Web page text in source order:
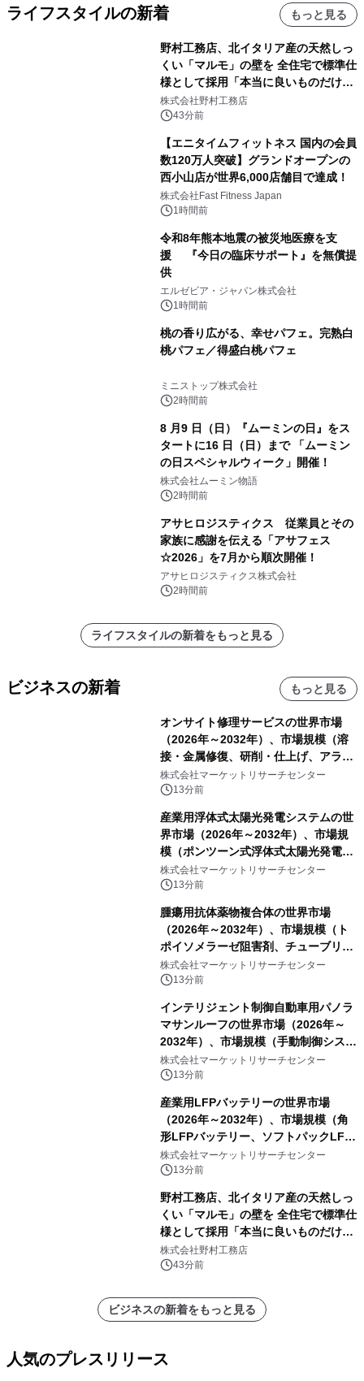
ライフスタイルの新着 もっと見る
野村工務店、北イタリア産の天然しっ
くい「マルモ」の壁を 全住宅で標準仕
様として採用「本当に良いものだけに
こだわる」
株式会社野村工務店
43分前
【エニタイムフィットネス 国内の会員
数120万人突破】グランドオープンの
西小山店が世界6,000店舗目で達成！
株式会社Fast Fitness Japan
1時間前
令和8年熊本地震の被災地医療を支
援 『今日の臨床サポート』を無償提
供
エルゼビア・ジャパン株式会社
1時間前
桃の香り広がる、幸せパフェ。完熟白
桃パフェ／得盛白桃パフェ
ミニストップ株式会社
2時間前
8 月9 日（日）『ムーミンの日』をス
タートに16 日（日）まで 「ムーミン
の日スペシャルウィーク」開催！
株式会社ムーミン物語
2時間前
アサヒロジスティクス 従業員とその
家族に感謝を伝える「アサフェス
☆2026」を7月から順次開催！
アサヒロジスティクス株式会社
2時間前
ライフスタイルの新着をもっと見る
ビジネスの新着 もっと見る
オンサイト修理サービスの世界市場
（2026年～2032年）、市場規模（溶
接・金属修復、研削・仕上げ、アライ
メント、その他）・分析レポートを発
表
株式会社マーケットリサーチセンター
13分前
産業用浮体式太陽光発電システムの世
界市場（2026年～2032年）、市場規
模（ポンツーン式浮体式太陽光発電シ
ステム、モジュール式浮体式太陽光発
電システム、係留式浮体式太陽光発電
株式会社マーケットリサーチセンター
13分前
腫瘍用抗体薬物複合体の世界市場
（2026年～2032年）、市場規模（ト
ポイソメラーゼ阻害剤、チューブリン
阻害剤、DNA損傷薬、その他）・分析
レポートを発表
株式会社マーケットリサーチセンター
13分前
インテリジェント制御自動車用パノラ
マサンルーフの世界市場（2026年～
2032年）、市場規模（手動制御システ
ム、自動ワンタッチ制御システム、セ
ンサーベースのインテリジェント制御
株式会社マーケットリサーチセンター
13分前
産業用LFPバッテリーの世界市場
（2026年～2032年）、市場規模（角
形LFPバッテリー、ソフトパックLFP
バッテリー、円筒形LFPバッテリ
ー）・分析レポートを発表
株式会社マーケットリサーチセンター
13分前
野村工務店、北イタリア産の天然しっ
くい「マルモ」の壁を 全住宅で標準仕
様として採用「本当に良いものだけに
こだわる」
株式会社野村工務店
43分前
ビジネスの新着をもっと見る
人気のプレスリリース